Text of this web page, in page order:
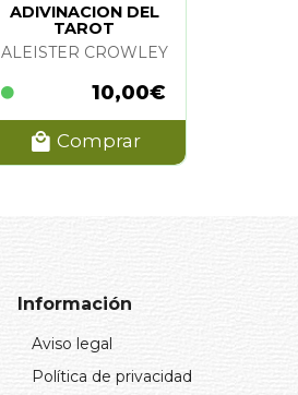
ADIVINACION DEL
TAROT
ALEISTER CROWLEY
10,00€
Comprar
Información
Aviso legal
Política de privacidad